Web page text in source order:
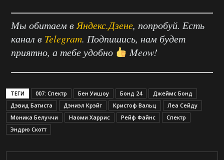
Мы обитаем в Яндекс.Дзене, попробуй. Есть
канал в Telegram. Подпишись, нам будет
приятно, а тебе удобно
Meow!
ТЕГИ 007: Спектр Бен Уишоу Бонд 24
Джеймс Бонд
Дэвид Батиста
Дэниэл Крэйг Кристоф Вальц
Леа Сейду
Моника Белуччи
Наоми Харрис Рейф Файнс
Спектр
Эндрю Скотт